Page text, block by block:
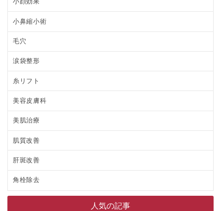
小鼻縮小術
毛穴
涙袋整形
糸リフト
美容皮膚科
美肌治療
肌質改善
肝斑改善
角栓除去
人気の記事